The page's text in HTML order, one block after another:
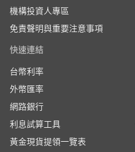
機構投資人專區
免責聲明與重要注意事項
快速連結
台幣利率
外幣匯率
網路銀行
利息試算工具
黃金現貨提領一覽表